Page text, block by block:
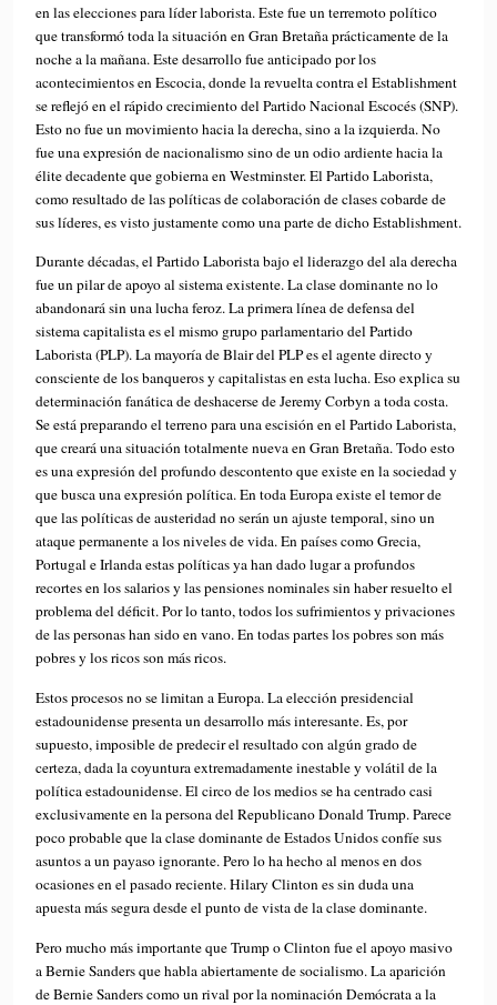
en las elecciones para líder laborista. Este fue un terremoto político
que transformó toda la situación en Gran Bretaña prácticamente de la
noche a la mañana. Este desarrollo fue anticipado por los
acontecimientos en Escocia, donde la revuelta contra el Establishment
se reflejó en el rápido crecimiento del Partido Nacional Escocés (SNP).
Esto no fue un movimiento hacia la derecha, sino a la izquierda. No
fue una expresión de nacionalismo sino de un odio ardiente hacia la
élite decadente que gobierna en Westminster. El Partido Laborista,
como resultado de las políticas de colaboración de clases cobarde de
sus líderes, es visto justamente como una parte de dicho Establishment.
Durante décadas, el Partido Laborista bajo el liderazgo del ala derecha
fue un pilar de apoyo al sistema existente. La clase dominante no lo
abandonará sin una lucha feroz. La primera línea de defensa del
sistema capitalista es el mismo grupo parlamentario del Partido
Laborista (PLP). La mayoría de Blair del PLP es el agente directo y
consciente de los banqueros y capitalistas en esta lucha. Eso explica su
determinación fanática de deshacerse de Jeremy Corbyn a toda costa.
Se está preparando el terreno para una escisión en el Partido Laborista,
que creará una situación totalmente nueva en Gran Bretaña. Todo esto
es una expresión del profundo descontento que existe en la sociedad y
que busca una expresión política. En toda Europa existe el temor de
que las políticas de austeridad no serán un ajuste temporal, sino un
ataque permanente a los niveles de vida. En países como Grecia,
Portugal e Irlanda estas políticas ya han dado lugar a profundos
recortes en los salarios y las pensiones nominales sin haber resuelto el
problema del déficit. Por lo tanto, todos los sufrimientos y privaciones
de las personas han sido en vano. En todas partes los pobres son más
pobres y los ricos son más ricos.
Estos procesos no se limitan a Europa. La elección presidencial
estadounidense presenta un desarrollo más interesante. Es, por
supuesto, imposible de predecir el resultado con algún grado de
certeza, dada la coyuntura extremadamente inestable y volátil de la
política estadounidense. El circo de los medios se ha centrado casi
exclusivamente en la persona del Republicano Donald Trump. Parece
poco probable que la clase dominante de Estados Unidos confíe sus
asuntos a un payaso ignorante. Pero lo ha hecho al menos en dos
ocasiones en el pasado reciente. Hilary Clinton es sin duda una
apuesta más segura desde el punto de vista de la clase dominante.
Pero mucho más importante que Trump o Clinton fue el apoyo masivo
a Bernie Sanders que habla abiertamente de socialismo. La aparición
de Bernie Sanders como un rival por la nominación Demócrata a la